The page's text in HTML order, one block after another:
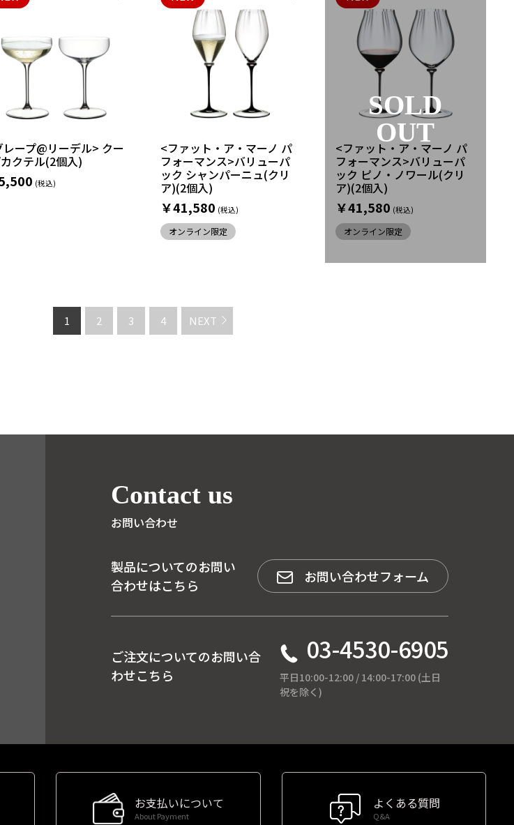
レープ@リーデル> クー
クテル(2個入)
<ファット・ア・マーノ パ
フォーマンス>バリューパ
ック シャンパーニュ(クリ
ア)(2個入)
￥41,580
オンライン限定
<ファット・ア・マーノ パ
フォーマンス>バリューパ
ック ピノ・ノワール(クリ
ア)(2個入)
￥41,580
オンライン限定
SOLD
OUT
1 2 3 4 NEXT
Contact us
お問い合わせ
製品についてのお問い
合わせはこちら
お問い合わせフォーム
ご注文についてのお問い合
わせこちら
03-4530-6905
平日10:00-12:00 / 14:00-17:00 (土日
祝を除く)
お支払いについて
About Payment
よくある質問
Q&A